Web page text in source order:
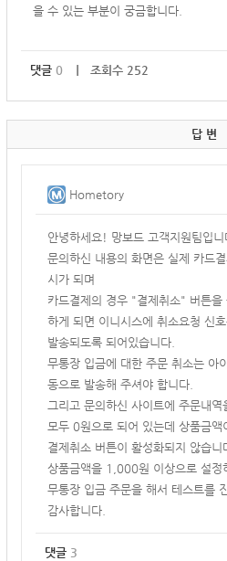
을 수 있는 부분이 궁금합니다.
댓글 0 ｜ 조회수 252
답 변
Hometory
안녕하세요! 망보드 고객지원팀입니
문의하신 내용의 화면은 실제 카드
시가 되며
카드결제의 경우 "결제취소" 버튼을
하게 되면 이니시스에 취소요청 신
발송되도록 되어있습니다.
무통장 입금에 대한 주문 취소는 아
동으로 발송해 주셔야 합니다.
그리고 문의하신 사이트에 주문내역
모두 0원으로 되어 있는데 상품금액
결제취소 버튼이 활성화되지 않습니
상품금액을 1,000원 이상으로 설정
무통장 입금 주문을 해서 테스트를
감사합니다.
댓글 3